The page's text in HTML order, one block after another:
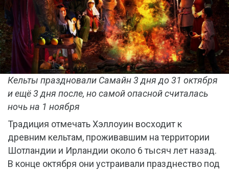
Кельты праздновали Самайн 3 дня до 31 октября
и ещё 3 дня после, но самой опасной считалась
ночь на 1 ноября
Традиция отмечать Хэллоуин восходит к
древним кельтам, проживавшим на территории
Шотландии и Ирландии около 6 тысяч лет назад.
В конце октября они устраивали празднество под